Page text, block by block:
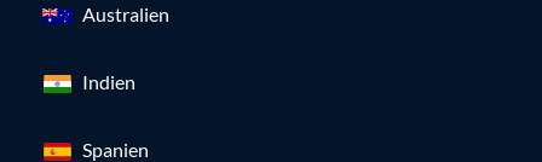
Australien
Indien
Spanien